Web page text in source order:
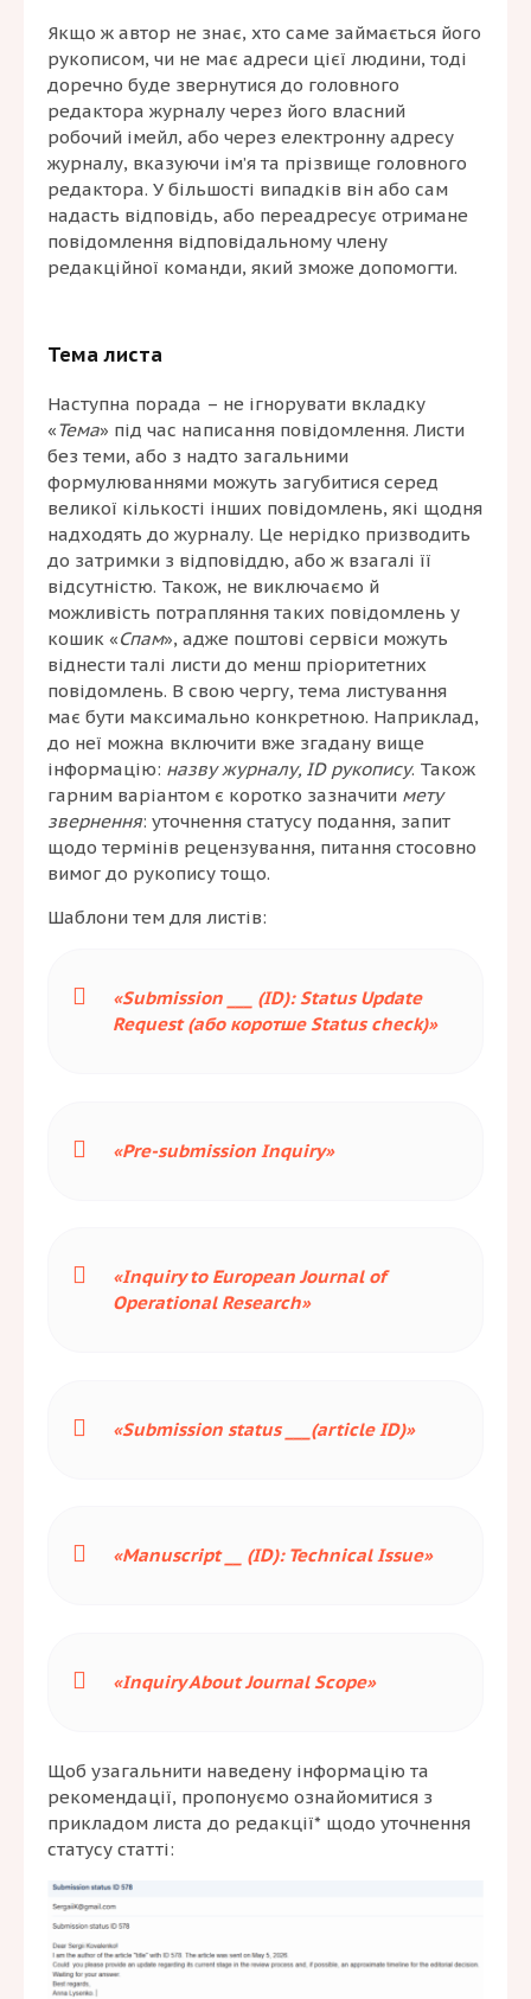
Якщо ж автор не знає, хто саме займається його
рукописом, чи не має адреси цієї людини, тоді
доречно буде звернутися до головного
редактора журналу через його власний
робочий імейл, або через електронну адресу
журналу, вказуючи ім’я та прізвище головного
редактора. У більшості випадків він або сам
надасть відповідь, або переадресує отримане
повідомлення відповідальному члену
редакційної команди, який зможе допомогти.
Тема листа
Наступна порада – не ігнорувати вкладку
«Тема» під час написання повідомлення. Листи
без теми, або з надто загальними
формулюваннями можуть загубитися серед
великої кількості інших повідомлень, які щодня
надходять до журналу. Це нерідко призводить
до затримки з відповіддю, або ж взагалі її
відсутністю. Також, не виключаємо й
можливість потрапляння таких повідомлень у
кошик «Спам», адже поштові сервіси можуть
віднести талі листи до менш пріоритетних
повідомлень. В свою чергу, тема листування
має бути максимально конкретною. Наприклад,
до неї можна включити вже згадану вище
інформацію: назву журналу, ID рукопису. Також
гарним варіантом є коротко зазначити мету
звернення: уточнення статусу подання, запит
щодо термінів рецензування, питання стосовно
вимог до рукопису тощо.
Шаблони тем для листів:
«Submission ___ (ID): Status Update
Request (або коротше Status check)»
«Pre-submission Inquiry»
«Inquiry to European Journal of
Operational Research»
«Submission status ___(article ID)»
«Manuscript __ (ID): Technical Issue»
«Inquiry About Journal Scope»
Щоб узагальнити наведену інформацію та
рекомендації, пропонуємо ознайомитися з
прикладом листа до редакції* щодо уточнення
статусу статті: